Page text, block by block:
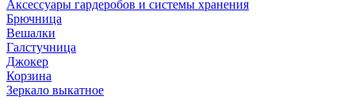
Аксессуары гардеробов и системы хранения
Брючница
Вешалки
Галстучница
Джокер
Корзина
Зеркало выкатное